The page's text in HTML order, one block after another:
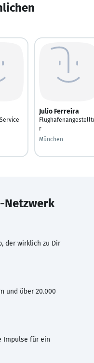
Julio Ferreira
r
München
Netzwerk
der wirklich zu Dir
und über 20.000
Impulse für ein